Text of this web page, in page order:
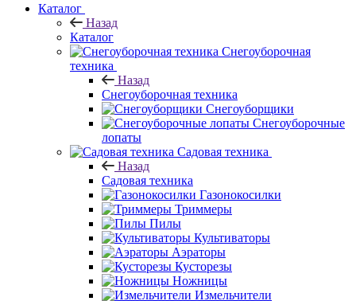
Каталог
Назад
Каталог
Снегоуборочная
техника
Назад
Снегоуборочная техника
Снегоуборщики
Снегоуборочные
лопаты
Садовая техника
Назад
Садовая техника
Газонокосилки
Триммеры
Пилы
Культиваторы
Аэраторы
Кусторезы
Ножницы
Измельчители